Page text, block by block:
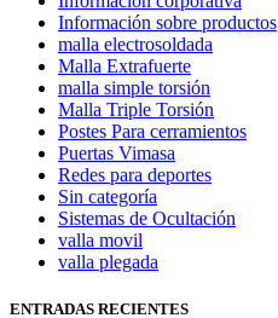
Información sobre productos
malla electrosoldada
Malla Extrafuerte
malla simple torsión
Malla Triple Torsión
Postes Para cerramientos
Puertas Vimasa
Redes para deportes
Sin categoría
Sistemas de Ocultación
valla movil
valla plegada
ENTRADAS RECIENTES